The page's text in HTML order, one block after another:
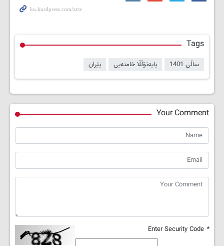
Tags
ساڵی 1401 یایەتۆڵڵا خامنەیی یێران
Your Comment
*